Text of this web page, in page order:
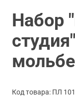
Набор
Код товара: ПЛ